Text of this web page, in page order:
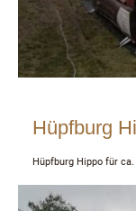
Hüpfburg
Hüpfburg Hippo für